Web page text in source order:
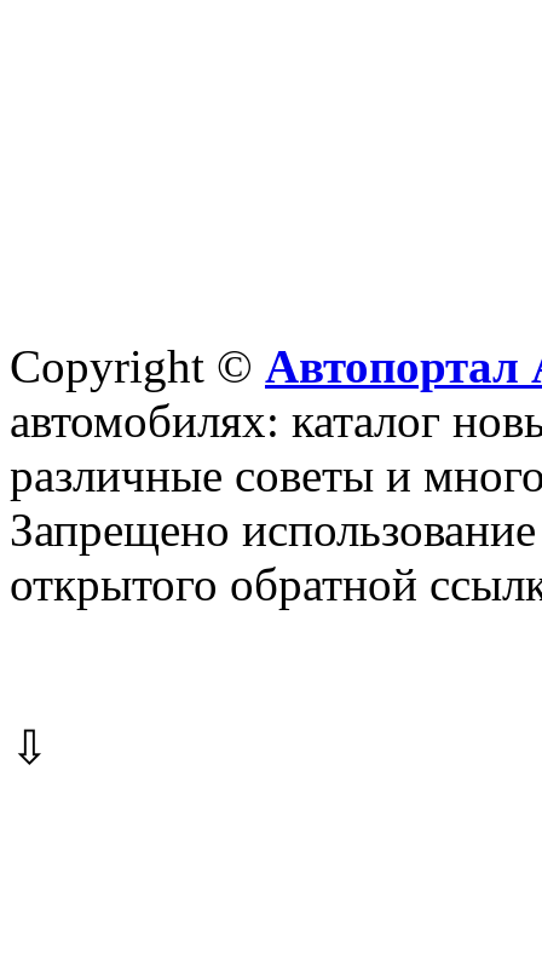
Copyright © Автопортал
автомобилях: каталог
различные советы и
Запрещено
открытого обратной
⇩